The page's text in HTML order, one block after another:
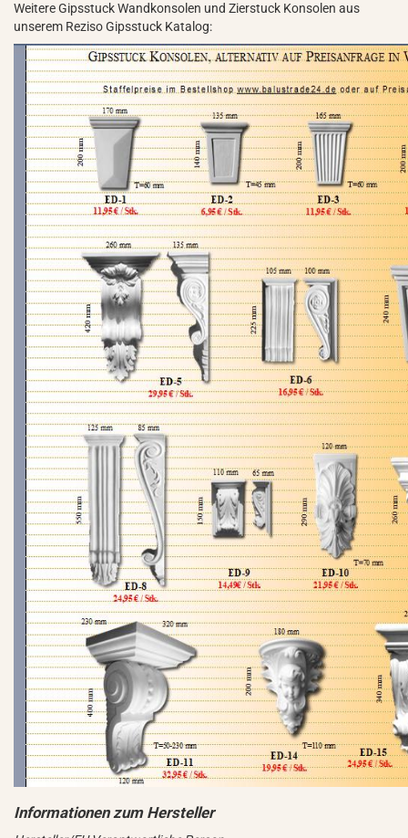
Weitere Gipsstuck Wandkonsolen und Zierstuck Konsolen aus
unserem Reziso Gipsstuck Katalog: